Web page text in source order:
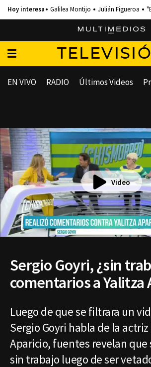
Galilea Montijo Julián Figueroa
EN VIVO RADIO Últimos Videos
Video
Sergio Goyri, ¿sin
comentarios a Yalitza
Luego de que se filtrara un
Sergio Goyri habla de la actriz
Aparicio, fuentes revelan que
sin trabajo luego de ser